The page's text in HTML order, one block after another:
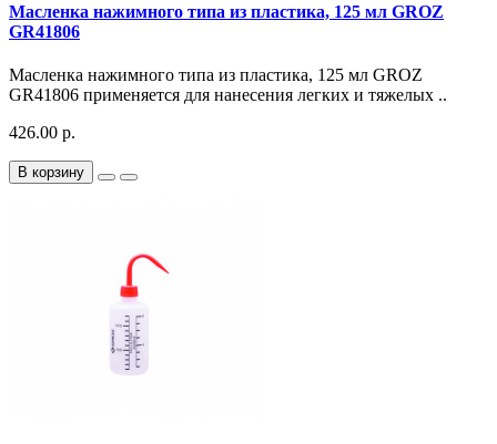
Масленка нажимного типа из пластика, 125 мл GROZ
GR41806
Масленка нажимного типа из пластика, 125 мл GROZ
GR41806 применяется для нанесения легких и тяжелых ..
426.00 р.
В корзину